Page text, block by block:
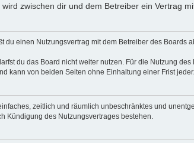
zwischen dir und dem Betreiber ein Vertrag
du einen Nutzungsvertrag mit dem Betreiber des
du das Board nicht weiter nutzen. Für die Nutzung
kann von beiden Seiten ohne Einhaltung einer Frist
zeitlich und räumlich unbeschränktes und
Kündigung des Nutzungsvertrages bestehen.